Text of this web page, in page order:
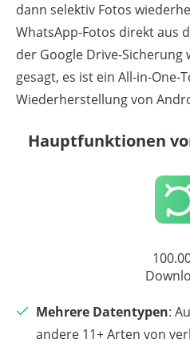
dann selektiv Fotos
WhatsApp-Fotos direkt aus
der Google Drive-Sicherung
gesagt, es ist ein All-in-One-
Wiederherstellung von
Hauptfunktionen
Mehrere Datentypen:
andere 11+ Arten von